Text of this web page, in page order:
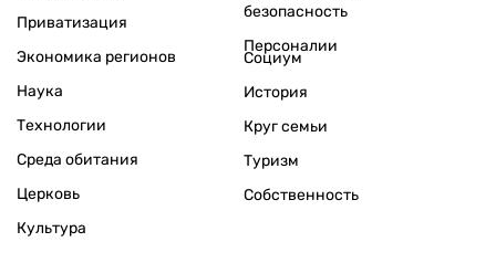
Приватизация
Экономика регионов
безопасность
Персоналии
Наука
Технологии
Среда обитания
Церковь
Культура
Социум
История
Круг семьи
Туризм
Собственность